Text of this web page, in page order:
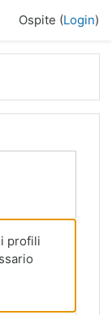
Ospite (Login)
profili